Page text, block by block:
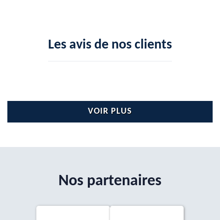
Les avis de nos clients
VOIR PLUS
Nos partenaires